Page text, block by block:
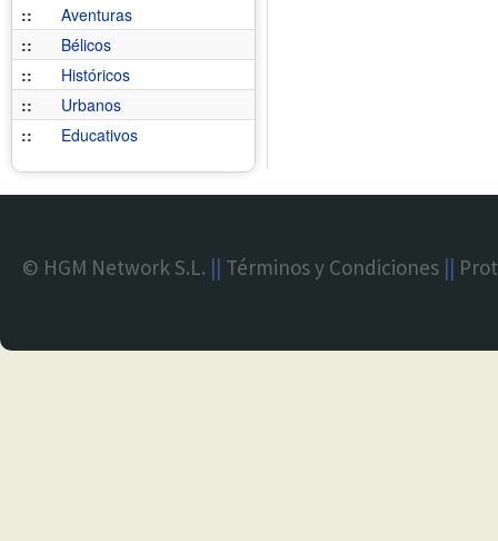
::
Aventuras
::
Bélicos
::
Históricos
::
Urbanos
::
Educativos
© HGM Network S.L. || Términos y Condiciones ||